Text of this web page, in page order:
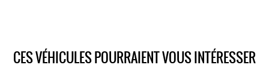
Système de navigation
Peinture métallisée
CES VÉHICULES POURRAIENT VOUS INTÉRESSER